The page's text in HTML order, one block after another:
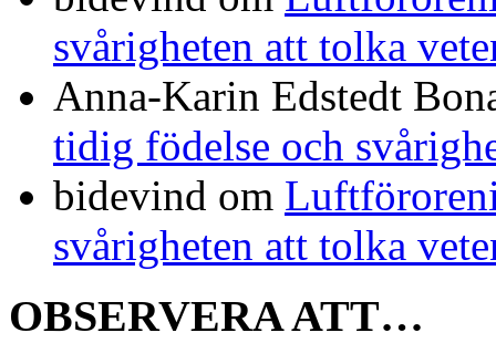
svårigheten att tolka
Anna-Karin Edstedt
tidig födelse och
bidevind om
svårigheten att tolka
OBSERVERA ATT…